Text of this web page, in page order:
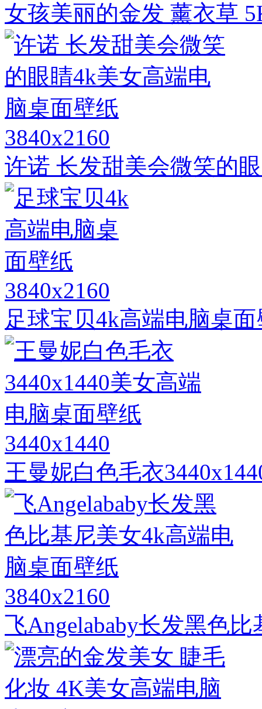
女孩美丽的金发 薰衣草
3840x2160
许诺 长发甜美会微笑的
3840x2160
足球宝贝4k高端电脑桌
3440x1440
王曼妮白色毛衣
3840x2160
飞Angelababy长发黑色